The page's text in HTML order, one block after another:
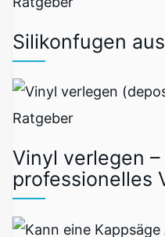
Silikonfugen
Ratgeber
Vinyl verlegen
professionelles